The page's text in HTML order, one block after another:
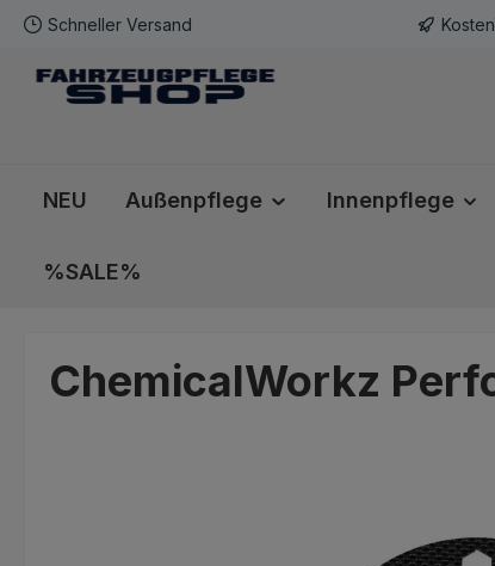
Hauptinhalt springen
Zur Suche springen
Zur Hauptnavigation springen
Schneller Versand
NEU Außenpflege Innenpflege
%SALE%
ChemicalWorkz